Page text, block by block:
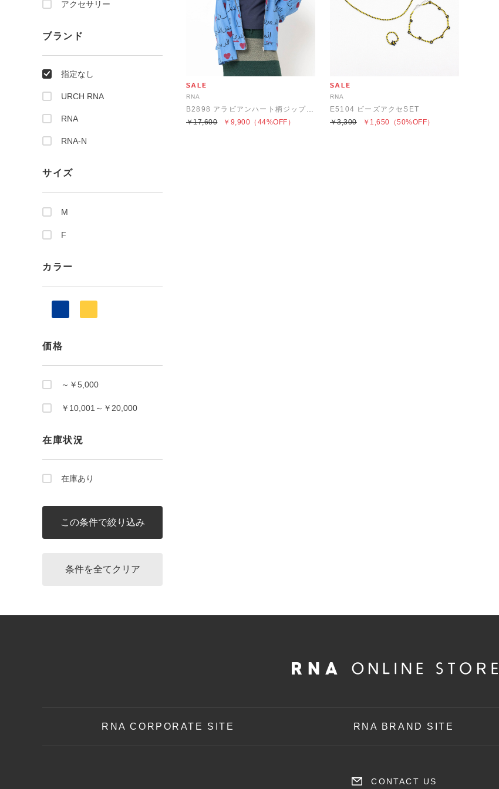
アクセサリー
ブランド
指定なし
URCH RNA
RNA
RNA-N
サイズ
M
F
カラー
価格
～￥5,000
￥10,001～￥20,000
在庫状況
在庫あり
RNA
B2898 アラビアンハート柄ジップアップフーディ
￥9,900
￥17,600 （44%OFF）
RNA
E5104 ビーズアクセSET
￥1,650
￥3,300 （50%OFF）
RNA CORPORATE SITE RNA BRAND SITE
CONTACT US